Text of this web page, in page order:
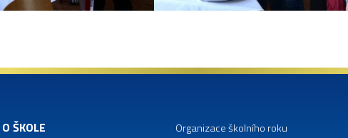
O ŠKOLE
Organizace školního roku